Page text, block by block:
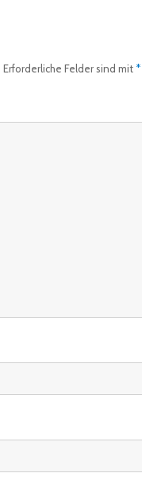
Erforderliche Felder sind mit *